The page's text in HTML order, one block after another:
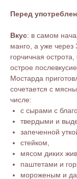
Перед
Вкус: в самом
манго, а уже через
горчичная
острое
Мостарда
сочетается с
числе:
с сырами с
твердыми и
запеченной
стейком,
мясом диких
паштетами и
мороженым и